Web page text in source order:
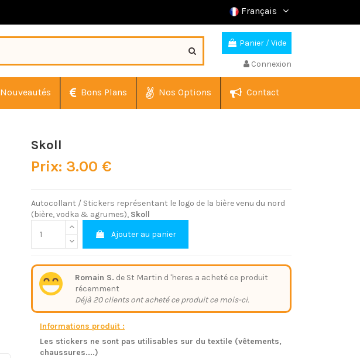
Français
Panier /Vide
Connexion
Nouveautés Bons Plans Nos Options Contact
Skoll
Prix: 3.00 €
Autocollant / Stickers représentant le logo de la bière venu du nord
(bière, vodka & agrumes), Skoll
Ajouter au panier
Romain S. de St Martin d 'heres a acheté ce produit
récemment
Déjà 20 clients ont acheté ce produit ce mois-ci.
Informations produit :
Les stickers ne sont pas utilisables sur du textile (vêtements,
chaussures....)